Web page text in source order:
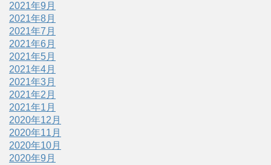
2021年9月
2021年8月
2021年7月
2021年6月
2021年5月
2021年4月
2021年3月
2021年2月
2021年1月
2020年12月
2020年11月
2020年10月
2020年9月